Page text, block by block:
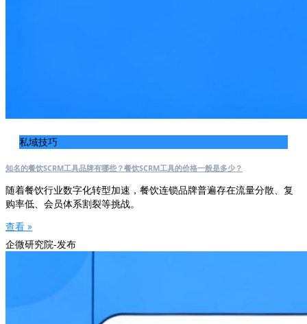
私域技巧
知名的餐饮SCRM工具品牌有哪些？餐饮SCRM工具的价格一般是多少？
随着餐饮行业数字化转型加速，餐饮连锁品牌普遍存在流量分散、复
购率低、会员体系割裂等挑战。
查看 »
企微研究院-发布